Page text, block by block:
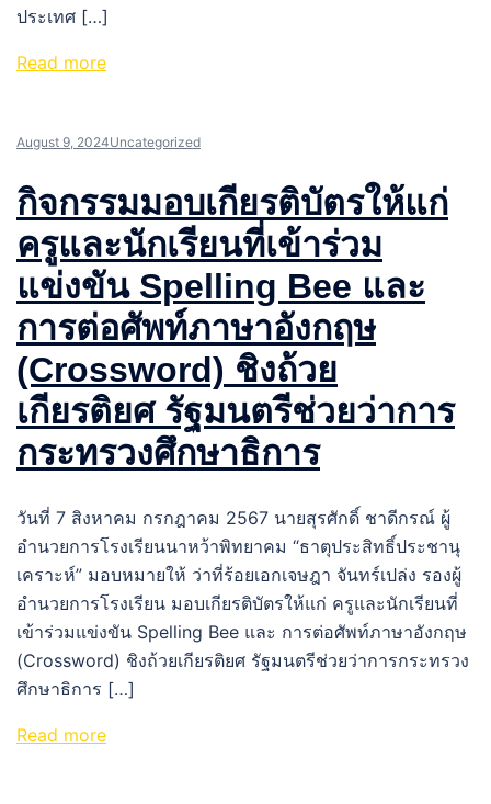
ประเทศ […]
Read more
August 9, 2024Uncategorized
กิจกรรมมอบเกียรติบัตรให้แก่
ครูและนักเรียนที่เข้าร่วม
แข่งขัน Spelling Bee และ
การต่อศัพท์ภาษาอังกฤษ
(Crossword) ชิงถ้วย
เกียรติยศ รัฐมนตรีช่วยว่าการ
กระทรวงศึกษาธิการ
วันที่ 7 สิงหาคม กรกฎาคม 2567 นายสุรศักดิ์ ชาดีกรณ์ ผู้
อำนวยการโรงเรียนนาหว้าพิทยาคม “ธาตุประสิทธิ์ประชานุ
เคราะห์” มอบหมายให้ ว่าที่ร้อยเอกเจษฎา จันทร์เปล่ง รองผู้
อำนวยการโรงเรียน มอบเกียรติบัตรให้แก่ ครูและนักเรียนที่
เข้าร่วมแข่งขัน Spelling Bee และ การต่อศัพท์ภาษาอังกฤษ
(Crossword) ชิงถ้วยเกียรติยศ รัฐมนตรีช่วยว่าการกระทรวง
ศึกษาธิการ […]
Read more